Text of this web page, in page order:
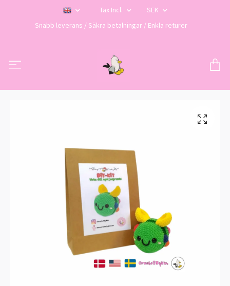
Tax Incl.
SEK
Snabb leverans / Säkra betalningar / Enkla returer